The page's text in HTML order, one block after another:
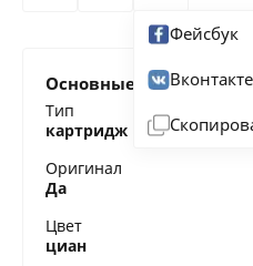
Фейсбук
Вконтакте
Основные
Тип
картридж
Оригинал
Да
Цвет
циан